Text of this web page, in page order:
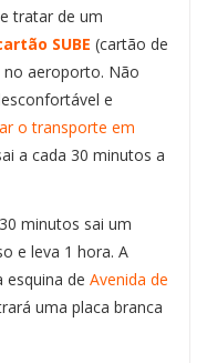
tratar de um
SUBE (cartão de
aeroporto. Não
e
o transporte em
a cada 30 minutos a
minutos sai um
e leva 1 hora. A
esquina de Avenida de
uma placa branca